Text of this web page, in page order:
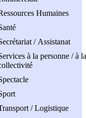
Humaines
/ Assistanat
à la personne / à la
/ Logistique